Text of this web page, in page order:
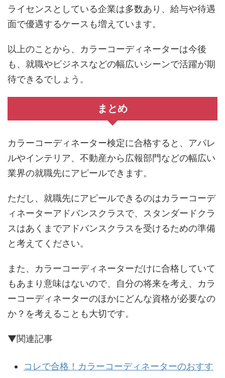
ライセンスとしている企業は多数あり、給与や待遇
面で優遇するケースも増えています。
以上のことから、カラーコーディネーターは今後
も、就職やビジネスなどの幅広いシーンで活躍が期
待できるでしょう。
まとめ
カラーコーディネーター検定に合格すると、アパレ
ルやインテリア、不動産から広報部門などの幅広い
業界の就職先にアピールできます。
ただし、就職先にアピールできるのはカラーコーデ
ィネーターアドバンスクラスで、スタンダードクラ
スはあくまでアドバンスクラスを受けるための準備
と考えてください。
また、カラーコーディネーターだけに合格していて
もあまり意味はないので、自分の将来を考え、カラ
ーコーディネーターのほかにどんな資格が必要なの
か？を考えることも大切です。
▼関連記事
コレで合格！カラーコーディネーターのおすす